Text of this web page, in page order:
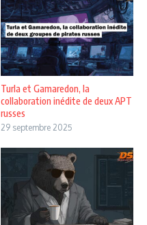
Turla et Gamaredon, la
collaboration inédite de deux APT
russes
29 septembre 2025